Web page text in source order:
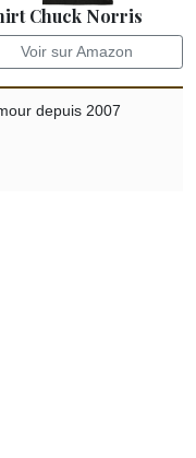
Chuck Norris
Voir sur Amazon
depuis 2007